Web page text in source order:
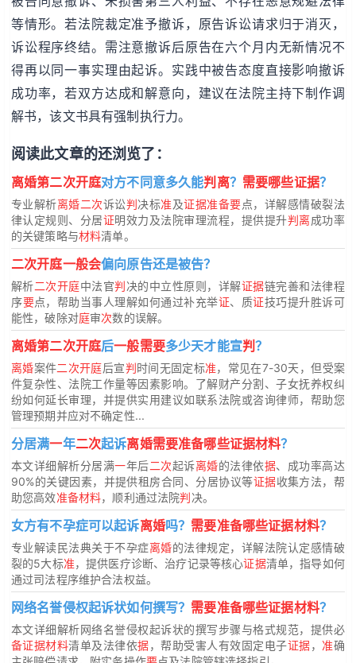
等情形。若法院裁定准予撤诉，原告诉讼请求归于消灭，
诉讼程序终结。需注意撤诉后原告在六个月内无新情况不
得再以同一事实理由起诉。实践中被告态度直接影响撤诉
成功率，若双方达成和解意向，建议在法院主持下制作调
解书，该文书具有强制执行力。
阅读此文章的还浏览了：
离婚第二次开庭对方不同意多久能判离？ 需要哪些证据？
专业解析离婚二次诉讼判决标准及证据准备要点，详解感情破裂法
律认定规则、分居证明效力及法院审理流程，提供提升判离成功率
的关键策略与材料清单。
二次开庭一般会偏向原告还是被告？
解析二次开庭中法官判决的中立性原则，详解证据链完善和法律程
序要点，帮助当事人理解如何通过补充举证、质证技巧提升胜诉可
能性，破除对庭审次数的误解。
离婚第二次开庭后一般需要多少天才能宣判？
离婚案件二次开庭后宣判时间无固定标准，常见在7-30天，但受案
件复杂性、法院工作量等因素影响。了解财产分割、子女抚养权纠
纷如何延长审理，并提供实用建议如联系法院或咨询律师，帮助您
管理预期并应对不确定性...
分居满一年二次起诉离婚需要准备哪些证据材料？
本文详细解析分居满一年后二次起诉离婚的法律依据、成功率高达
90%的关键因素，并提供租房合同、分居协议等证据收集方法，帮
助您高效准备材料，顺利通过法院判决。
女方有不孕症可以起诉离婚吗？ 需要准备哪些证据材料？
专业解读民法典关于不孕症离婚的法律规定，详解法院认定感情破
裂的5大标准，提供医疗诊断、治疗记录等核心证据清单，指导如何
通过司法程序维护合法权益。
网络名誉侵权起诉状如何撰写？ 需要准备哪些证据材料？
本文详细解析网络名誉侵权起诉状的撰写步骤与格式规范，提供必
备证据材料清单及法律依据，帮助受害人有效固定电子证据，准确